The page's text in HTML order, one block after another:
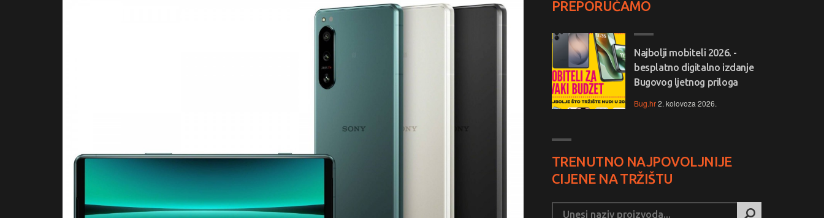
PREPORUČAMO
Najbolji mobiteli 2026. -
besplatno digitalno izdanje
Bugovog ljetnog priloga
Bug.hr2. kolovoza 2026.
TRENUTNO NAJPOVOLJNIJE
CIJENE NA TRŽIŠTU